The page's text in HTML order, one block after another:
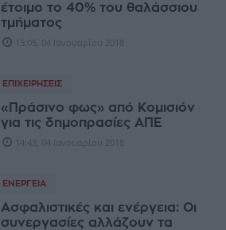
έτοιμο το 40% του θαλάσσιου
τμήματος
15:05, 04 Ιανουαρίου 2018
ΕΠΙΧΕΙΡΉΣΕΙΣ
«Πράσινο φως» από Κομισιόν
για τις δημοπρασίες ΑΠΕ
14:43, 04 Ιανουαρίου 2018
ΕΝΈΡΓΕΙΑ
Ασφαλιστικές και ενέργεια: Οι
συνεργασίες αλλάζουν τα